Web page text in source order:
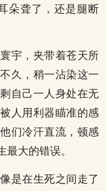
朵聋了，还是腿断
宇，夹带着苍天所
久，稍一沾染这一
自己一人身处在无
人用利器瞄准的感
们冷汗直流，顿感
大的错误。
是在生死之间走了